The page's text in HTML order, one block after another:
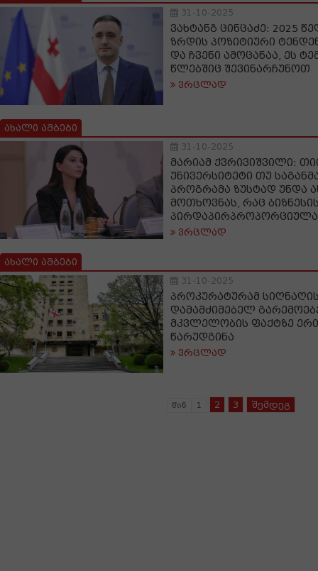
31-10-2025
ვახტანგ ცინცაძე: 2025
ზრდის პოზიტიური
და ჩვენი ამოცანაა, ეს
წლებშიც შევინარჩუნოთ
ვრცლად
ახალი ამბები
31-10-2025
მარიამ ქვრივიშვილი:
უნივერსიტეტი თუ
პროგრამა ზუსტად უნდა
მოთხოვნას, რაც
ვრცლად
ახალი ამბები
31-10-2025
პროკურატურამ
დამამძიმებელ
მკვლელობის ფაქტზე
წარუდგინა
ვრცლად
წინ 1 2 3 შემდეგ